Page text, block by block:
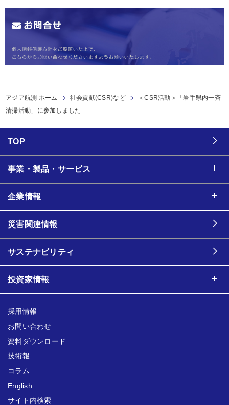
アジア航測 ホーム 社会貢献(CSR)など
＜CSR活動＞「岩手県内一斉
清掃活動」に参加しました
TOP
事業・製品・サービス
企業情報
災害関連情報
サステナビリティ
投資家情報
採用情報
お問い合わせ
資料ダウンロード
技術報
コラム
English
サイト内検索